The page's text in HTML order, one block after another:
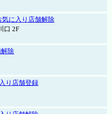
気に入り店舗解除
口 2F
除
り店舗登録